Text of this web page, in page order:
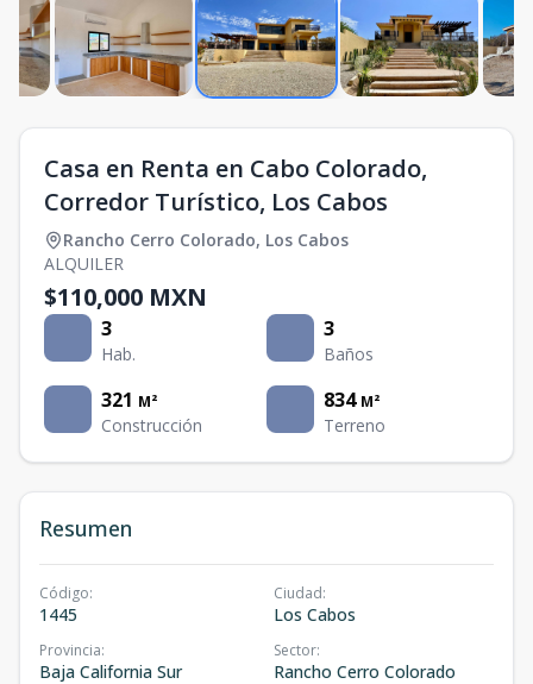
Casa en Renta en Cabo Colorado,
Corredor Turístico, Los Cabos
Rancho Cerro Colorado, Los Cabos
ALQUILER
$110,000 MXN
3
Hab.
3
Baños
321 M²
Construcción
834 M²
Terreno
Resumen
Código:
1445
Ciudad:
Los Cabos
Provincia:
Baja California Sur
Sector:
Rancho Cerro Colorado